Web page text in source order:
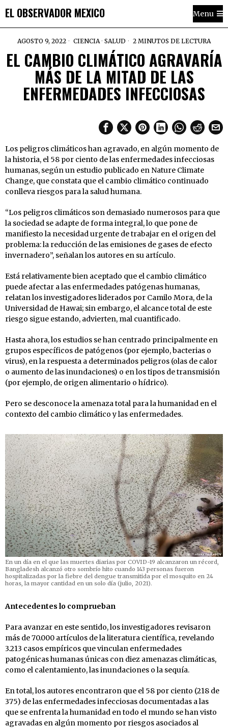
EL OBSERVADOR MEXICO Menu
AGOSTO 9, 2022 CIENCIA · SALUD 2 MINUTOS DE LECTURA
EL CAMBIO CLIMÁTICO AGRAVARÍA
MÁS DE LA MITAD DE LAS
ENFERMEDADES INFECCIOSAS
Los peligros climáticos han agravado, en algún momento de
la historia, el 58 por ciento de las enfermedades infecciosas
humanas, según un estudio publicado en Nature Climate
Change, que constata que el cambio climático continuado
conlleva riesgos para la salud humana.
“Los peligros climáticos son demasiado numerosos para que
la sociedad se adapte de forma integral, lo que pone de
manifiesto la necesidad urgente de trabajar en el origen del
problema: la reducción de las emisiones de gases de efecto
invernadero”, señalan los autores en su artículo.
Está relativamente bien aceptado que el cambio climático
puede afectar a las enfermedades patógenas humanas,
relatan los investigadores liderados por Camilo Mora, de la
Universidad de Hawai; sin embargo, el alcance total de este
riesgo sigue estando, advierten, mal cuantificado.
Hasta ahora, los estudios se han centrado principalmente en
grupos específicos de patógenos (por ejemplo, bacterias o
virus), en la respuesta a determinados peligros (olas de calor
o aumento de las inundaciones) o en los tipos de transmisión
(por ejemplo, de origen alimentario o hídrico).
Pero se desconoce la amenaza total para la humanidad en el
contexto del cambio climático y las enfermedades.
En un día en el que las muertes diarias por COVID-19 alcanzaron un récord,
Bangladesh alcanzó otro sombrío hito cuando 143 personas fueron
hospitalizadas por la fiebre del dengue transmitida por el mosquito en 24
horas, la mayor cantidad en un solo día (julio, 2021).
Antecedentes lo comprueban
Para avanzar en este sentido, los investigadores revisaron
más de 70.000 artículos de la literatura científica, revelando
3.213 casos empíricos que vinculan enfermedades
patogénicas humanas únicas con diez amenazas climáticas,
como el calentamiento, las inundaciones o la sequía.
En total, los autores encontraron que el 58 por ciento (218 de
375) de las enfermedades infecciosas documentadas a las
que se enfrenta la humanidad en todo el mundo se han visto
agravadas en algún momento por riesgos asociados al